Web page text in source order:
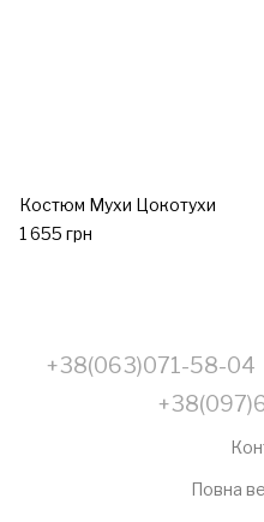
Костюм Мухи Цокотухи
1 655 грн
+38(063)071-58-04
Повна